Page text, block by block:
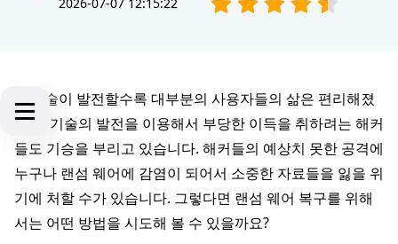
IT 기술이 발전할수록 대부분의 사용자들의 삶은 편리해졌
지만, 기술의 발전을 이용해서 부당한 이득을 취하려는 해커
들도 기승을 부리고 있습니다. 해커들의 예상치 못한 공격에
누구나 랜섬 웨어에 감염이 되어서 소중한 자료들을 잃을 위
기에 처할 수가 있습니다. 그렇다면 랜섬 웨어 복구를 위해
서는 어떤 방법을 시도해 볼 수 있을까요?